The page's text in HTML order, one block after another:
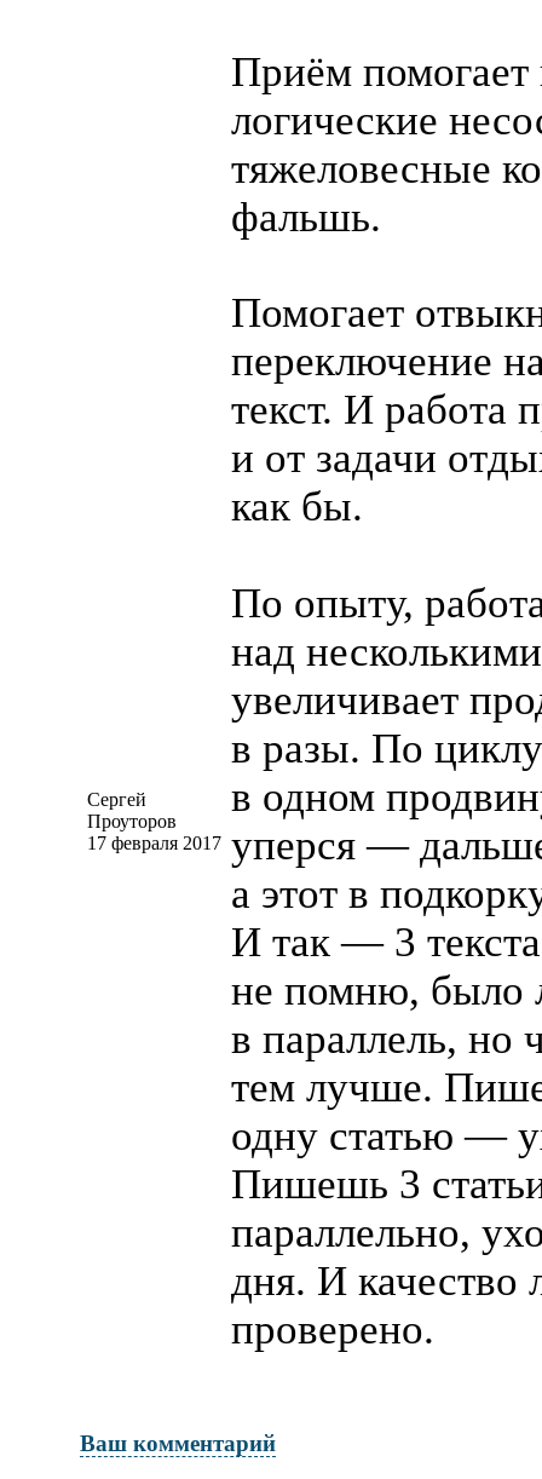
Приём помогает
логические
тяжеловесные
фальшь.
Сергей
Проуторов
17 февраля 2017
Помогает
переключение
текст. И работа
и от задачи
как бы.
По опыту,
над
увеличивает
в разы. По
в одном
уперся —
а этот в
И так — 3
не помню, было
в параллель, но
тем лучше.
одну статью —
Пишешь 3
параллельно,
дня. И качество
проверено.
Ваш комментарий